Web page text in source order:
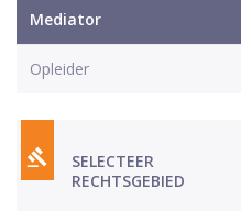
Mediator
Opleider
SELECTEER
RECHTSGEBIED